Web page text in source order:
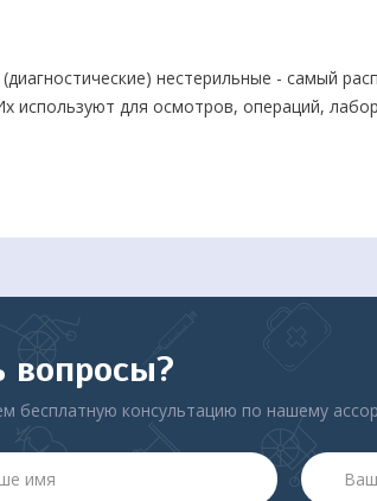
нестерильные - самый
используют для осмотров, операций,
перчатки принимают
по доступной цене!
вопросы?
бесплатную консультацию по нашему